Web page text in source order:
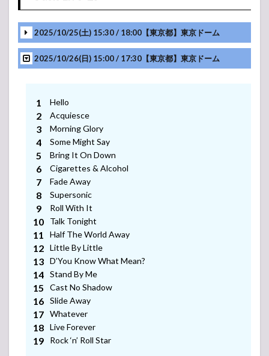
2025/10/25(土) 15:30 / 18:00【東京都】東京ドーム
-アンコール-
2025/10/26(日) 15:00 / 17:30【東京都】東京ドーム
Hello
Acquiesce
Morning Glory
Some Might Say
Bring It On Down
Cigarettes & Alcohol
Fade Away
Supersonic
Roll With It
Talk Tonight
Half The World Away
Little By Little
D’You Know What Mean?
Stand By Me
Cast No Shadow
Slide Away
Whatever
Live Forever
Rock ‘n’ Roll Star